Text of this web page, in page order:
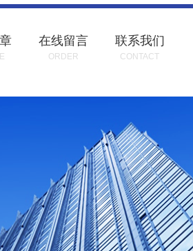
在线留言
ORDER
联系我们
CONTACT